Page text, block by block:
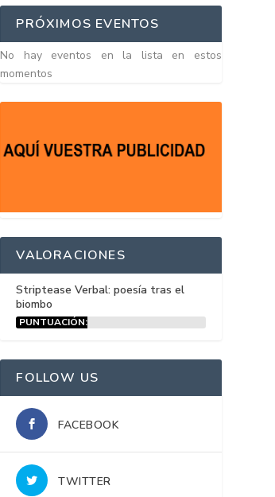
PRÓXIMOS EVENTOS
No hay eventos en la lista en estos
momentos
VALORACIONES
Striptease Verbal: poesía tras el
biombo
PUNTUACIÓN:
FOLLOW US
FACEBOOK
TWITTER